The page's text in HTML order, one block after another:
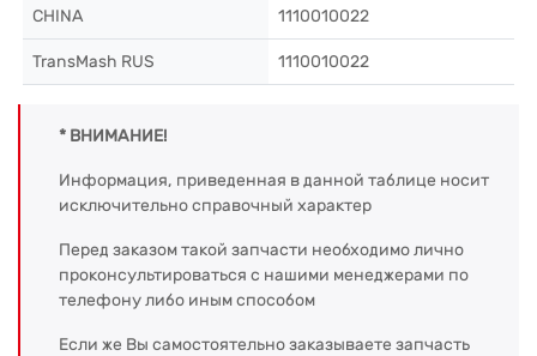
CHINA 1110010022
TransMash RUS 1110010022
* ВНИМАНИЕ!
Информация, приведенная в данной таблице носит
исключительно справочный характер
Перед заказом такой запчасти необходимо лично
проконсультироваться с нашими менеджерами по
телефону либо иным способом
Если же Вы самостоятельно заказываете запчасть